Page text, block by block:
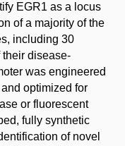
EGR1 as a locus
of a majority of the
including 30
their disease-
was engineered
optimized for
or fluorescent
fully synthetic
of novel